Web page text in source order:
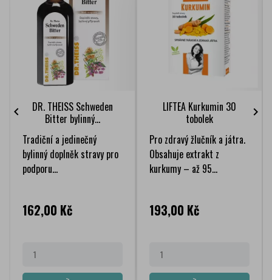
DR. THEISS Schweden
Bitter bylinný...
Tradiční a jedinečný
bylinný doplněk stravy pro
podporu...
Cena
162,00 Kč
LIFTEA Kurkumin 30
tobolek
Pro zdravý žlučník a játra.
Obsahuje extrakt z
kurkumy – až 95...
Cena
193,00 Kč
 